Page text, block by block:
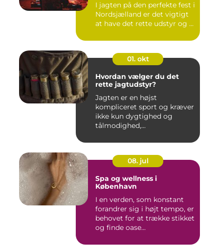
I jagten på den perfekte fest i
Nordsjælland er det vigtigt
at have det rette udstyr og ...
01. okt
Hvordan vælger du det
rette jagtudstyr?
Jagten er en højst
kompliceret sport og kræver
ikke kun dygtighed og
tålmodighed,...
08. jul
Spa og wellness i
København
I en verden, som konstant
forandrer sig i højt tempo, er
behovet for at trække stikket
og finde oase...